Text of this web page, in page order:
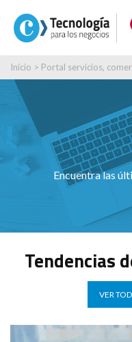
Inicio > Portal servicios,
Encuentra las
Tendencias
VER